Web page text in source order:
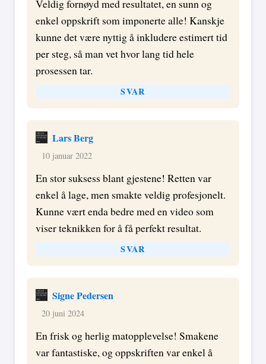
Veldig fornøyd med resultatet, en sunn og
enkel oppskrift som imponerte alle! Kanskje
kunne det være nyttig å inkludere estimert tid
per steg, så man vet hvor lang tid hele
prosessen tar.
SVAR
Lars Berg
10 januar 2022
En stor suksess blant gjestene! Retten var
enkel å lage, men smakte veldig profesjonelt.
Kunne vært enda bedre med en video som
viser teknikken for å få perfekt resultat.
SVAR
Signe Pedersen
20 juni 2024
En frisk og herlig matopplevelse! Smakene
var fantastiske, og oppskriften var enkel å